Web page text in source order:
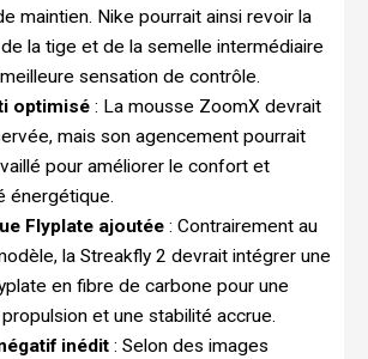
maintien. Nike pourrait ainsi revoir la
la tige et de la semelle intermédiaire
sensation de contrôle.
optimisé: La mousse ZoomX devrait
mais son agencement pourrait
pour améliorer le confort et
énergétique.
Flyplate ajoutée: Contrairement au
la Streakfly 2 devrait intégrer une
en fibre de carbone pour une
et une stabilité accrue.
inédit: Selon des images